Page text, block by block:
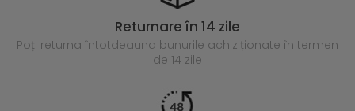
Returnare în 14 zile
Poți returna întotdeauna bunurile achiziționate în termen
de 14 zile